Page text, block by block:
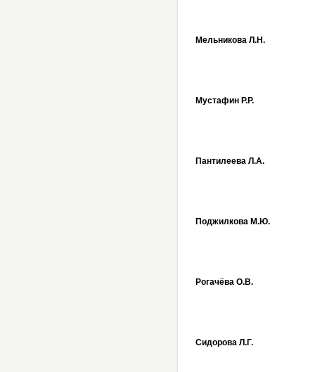
Мельникова Л.Н.
Мустафин Р.Р.
Пантилеева Л.А.
Поджилкова М.Ю.
Рогачёва О.В.
Сидорова Л.Г.